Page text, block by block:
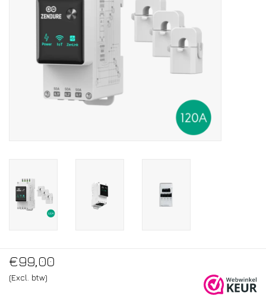
0% BTW tarief
€99,00
(Excl. btw)